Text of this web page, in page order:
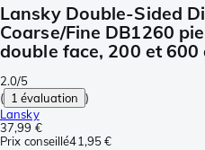
Lansky Double-Sided
Coarse/Fine DB1260
double face, 200 et
2.0/5
( 1 évaluation )
Lansky
37,99 €
Prix conseillé41,95 €